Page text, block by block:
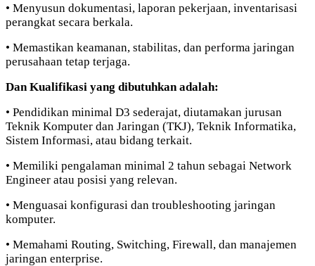
• Menyusun dokumentasi, laporan pekerjaan, inventarisasi
perangkat secara berkala.
• Memastikan keamanan, stabilitas, dan performa jaringan
perusahaan tetap terjaga.
Dan Kualifikasi yang dibutuhkan adalah:
• Pendidikan minimal D3 sederajat, diutamakan jurusan
Teknik Komputer dan Jaringan (TKJ), Teknik Informatika,
Sistem Informasi, atau bidang terkait.
• Memiliki pengalaman minimal 2 tahun sebagai Network
Engineer atau posisi yang relevan.
• Menguasai konfigurasi dan troubleshooting jaringan
komputer.
• Memahami Routing, Switching, Firewall, dan manajemen
jaringan enterprise.